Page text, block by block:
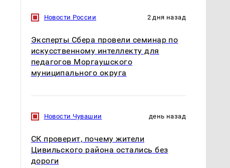
Новости России 2 дня назад
Эксперты Сбера провели семинар по
искусственному интеллекту для
педагогов Моргаушского
муниципального округа
Новости Чувашии день назад
СК проверит, почему жители
Цивильского района остались без
дороги